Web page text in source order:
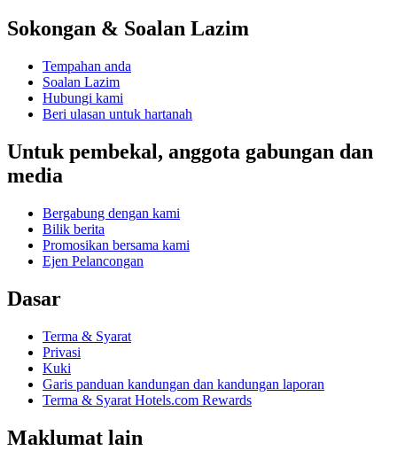
Sokongan & Soalan Lazim
Tempahan anda
Soalan Lazim
Hubungi kami
Beri ulasan untuk hartanah
Untuk pembekal, anggota gabungan dan
media
Bergabung dengan kami
Bilik berita
Promosikan bersama kami
Ejen Pelancongan
Dasar
Terma & Syarat
Privasi
Kuki
Garis panduan kandungan dan kandungan laporan
Terma & Syarat Hotels.com Rewards
Maklumat lain